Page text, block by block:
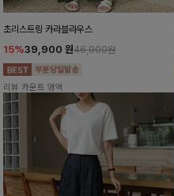
초리스트링 카라블라우스
15%39,900 원46,900원
리뷰 카운트 영역